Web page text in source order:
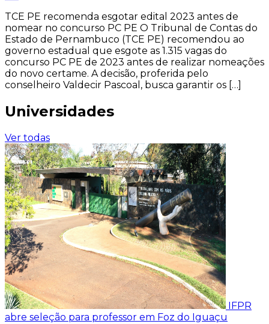
TCE PE recomenda esgotar edital 2023 antes de
nomear no concurso PC PE O Tribunal de Contas do
Estado de Pernambuco (TCE PE) recomendou ao
governo estadual que esgote as 1.315 vagas do
concurso PC PE de 2023 antes de realizar nomeações
do novo certame. A decisão, proferida pelo
conselheiro Valdecir Pascoal, busca garantir os […]
Universidades
Ver todas
IFPR
abre seleção para professor em Foz do Iguaçu